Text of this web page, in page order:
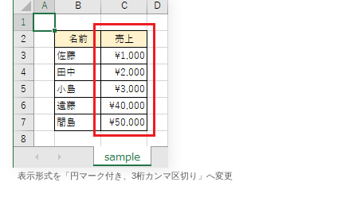
表示形式を「円マーク付き、3桁カンマ区切り」へ変更